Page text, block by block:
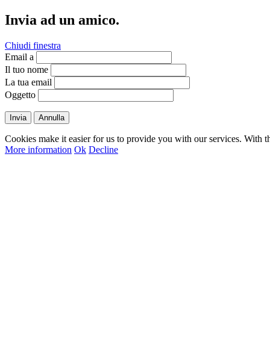
Invia ad un amico.
Chiudi finestra
Email a
Il tuo nome
La tua email
Oggetto
Invia Annulla
Cookies make it easier for us to provide you with our services. With
More information Ok Decline